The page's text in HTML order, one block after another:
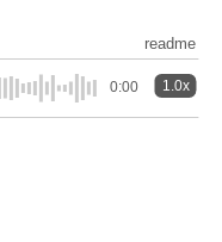
readme
0:00 1.0x